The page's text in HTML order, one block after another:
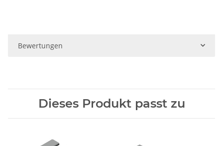
Bewertungen
Dieses Produkt passt zu